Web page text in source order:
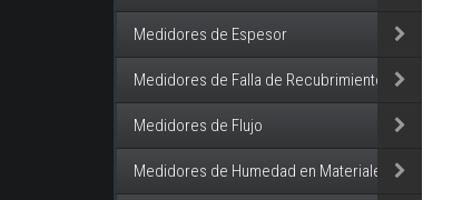
Medidores de Espesor
Medidores de Falla de Recubrimiento
Medidores de Flujo
Medidores de Humedad en Materiales